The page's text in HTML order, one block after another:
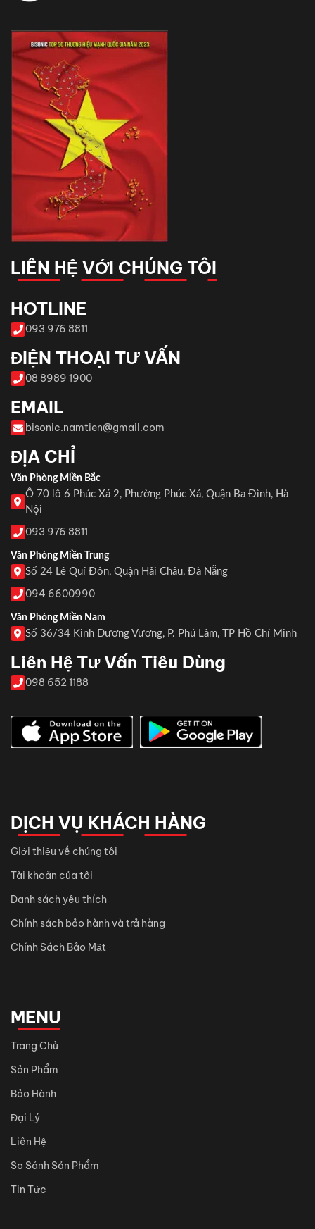
LIÊN HỆ VỚI CHÚNG TÔI
HOTLINE
093 976 8811
ĐIỆN THOẠI TƯ VẤN
08 8989 1900
EMAIL
bisonic.namtien@gmail.com
ĐỊA CHỈ
Văn Phòng Miền Bắc
Ô 70 lô 6 Phúc Xá 2, Phường Phúc Xá, Quận Ba Đình, Hà
Nội
093 976 8811
Văn Phòng Miền Trung
Số 24 Lê Quí Đôn, Quận Hải Châu, Đà Nẵng
094 6600990
Văn Phòng Miền Nam
Số 36/34 Kinh Dương Vương, P. Phú Lâm, TP Hồ Chí Minh
Liên Hệ Tư Vấn Tiêu Dùng
098 652 1188
DỊCH VỤ KHÁCH HÀNG
Giới thiệu về chúng tôi
Tài khoản của tôi
Danh sách yêu thích
Chính sách bảo hành và trả hàng
Chính Sách Bảo Mật
MENU
Trang Chủ
Sản Phẩm
Bảo Hành
Đại Lý
Liên Hệ
So Sánh Sản Phẩm
Tin Tức